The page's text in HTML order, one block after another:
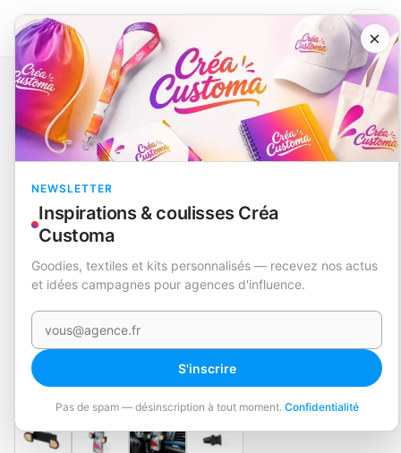
×
NEWSLETTER
Inspirations & coulisses Créa
Customa
Goodies, textiles et kits personnalisés — recevez nos actus
et idées campagnes pour agences d'influence.
Votre e-mail
S'inscrire
Pas de spam — désinscription à tout moment. Confidentialité
Catalogue Outils et bricolage Support Amiltox
EN STOCK